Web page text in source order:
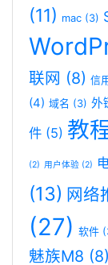
(11) mac (3)
联网 (8) 信
(4) 域名 (3) 外
件 (5) 教
(2) 用户体验 (2)
(13) 网络
(27) 软件
魅族M8 (8)